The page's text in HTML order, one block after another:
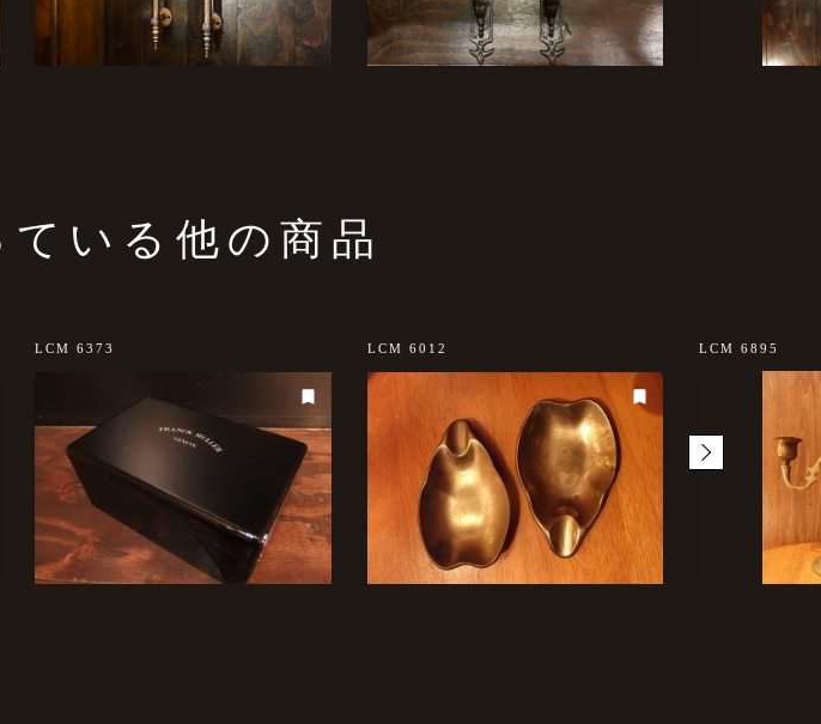
いる他の商品
LCM 6373 LCM 6012 LCM 6895